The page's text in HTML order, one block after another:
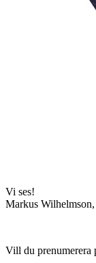
Vi ses!
Markus
Vill du prenumerera